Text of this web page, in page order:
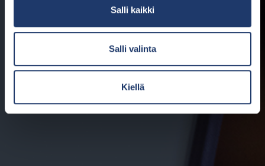
Salli kaikki
Salli valinta
Kiellä